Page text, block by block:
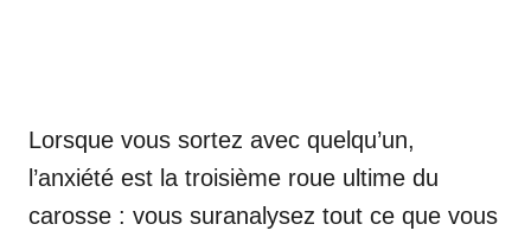
Lorsque vous sortez avec quelqu’un,
l’anxiété est la troisième roue ultime du
carosse : vous suranalysez tout ce que vous